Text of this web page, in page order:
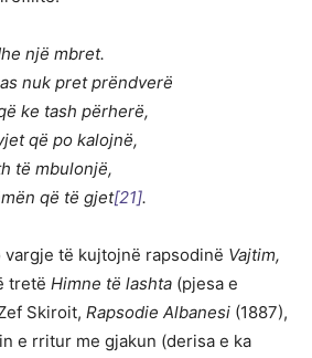
një mbret.
nuk pret prëndverë
ke tash përherë,
që po kalojnë,
të mbulonjë,
që të gjet[21].
të kujtojnë rapsodinë Vajtim,
tretë Himne të lashta (pjesa e
Skiroit, Rapsodie Albanesi (1887),
e rritur me gjakun (derisa e ka